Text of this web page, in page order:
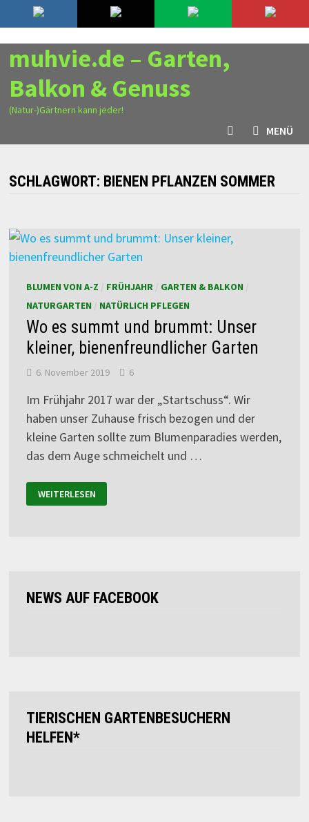
Zurück
zum
Inhalt
7. August 2026
muhvie.de – Garten,
Balkon & Genuss
(Natur-)Gärtnern kann jeder!
MENÜ
SCHLAGWORT: BIENEN PFLANZEN SOMMER
BLUMEN VON A-Z FRÜHJAHR/ GARTEN & BALKON
NATURGARTEN
NATÜRLICH PFLEGEN
Wo es summt und brummt: Unser
kleiner, bienenfreundlicher Garten
6. November 2019 6
Im Frühjahr 2017 war der „Startschuss“. Wir
haben unser Zuhause frisch bezogen und der
kleine Garten sollte zum Blumenparadies werden,
das dem Auge schmeichelt und …
WEITERLESEN
NEWS AUF FACEBOOK
TIERISCHEN GARTENBESUCHERN
HELFEN*